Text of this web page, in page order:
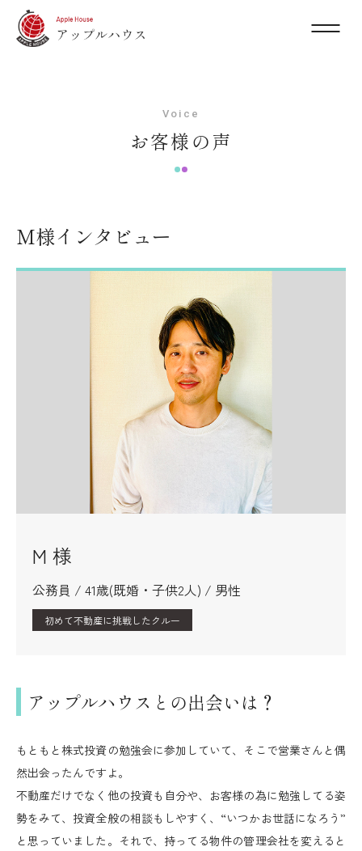
Voice
お客様の声
M様インタビュー
M 様
公務員 / 41歳(既婚・子供2人) / 男性
初めて不動産に挑戦したクルー
アップルハウスとの出会いは？
もともと株式投資の勉強会に参加していて、そこで営業さんと偶
然出会ったんですよ。
不動産だけでなく他の投資も自分や、お客様の為に勉強してる姿
勢をみて、投資全般の相談もしやすく、“いつかお世話になろう”
と思っていました。それで、持ってる物件の管理会社を変えると